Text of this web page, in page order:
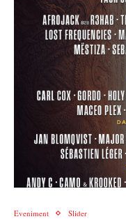
Eveniment Slider